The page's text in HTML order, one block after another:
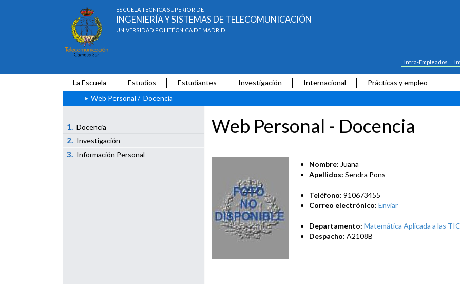
ESCUELA TÉCNICA SUPERIOR DE
INGENIERÍA Y SISTEMAS DE TELECOMUNICACIÓN
UNIVERSIDAD POLITÉCNICA DE MADRID
Intra-Empleados
La Escuela Estudios Estudiantes Investigación Internacional
Prácticas y empleo
Web Personal / Docencia
1. Docencia
2. Investigación
3. Información Personal
Web Personal - Docencia
Nombre: Juana
Apellidos: Sendra Pons
Teléfono: 910673455
Correo electrónico: Enviar
Departamento: Matemática Aplicada a las TIC
Despacho: A2108B